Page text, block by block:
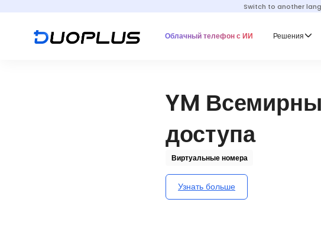
Switch to another
Облачный телефон с ИИ Решения
YM
доступа
Виртуальные номера
Узнать больше